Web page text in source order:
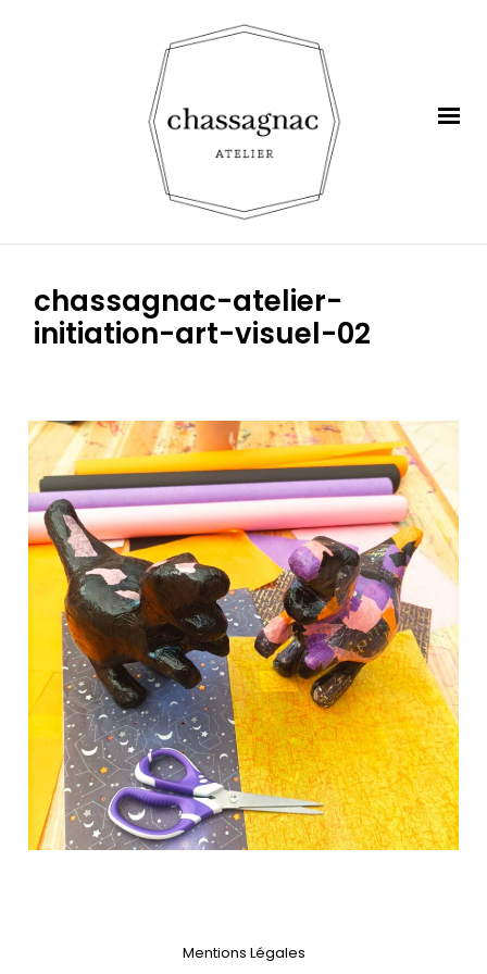
chassagnac-atelier-
initiation-art-visuel-02
Mentions Légales